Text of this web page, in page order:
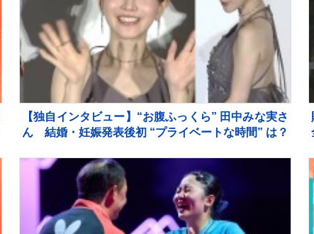
【独自インタビュー】“お腹ふっくら” 田中みな実さ
ん 結婚・妊娠発表後初 “プライベートな時間” は？